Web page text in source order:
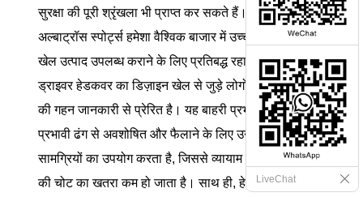
सुरक्षा की पूरी श्रृंखला भी प्राप्त कर सकते हैं।
अल्बाट्रॉस स्पोर्ट्स हमेशा वैश्विक बाजार में उच्च गुणवत्ता वाले
खेल उत्पाद उपलब्ध कराने के लिए प्रतिबद्ध रहा है। इस
ड्राइवर हेडकवर का डिज़ाइन खेल से जुड़े लोगों की ज़रूरतों
की गहन जानकारी से प्रेरित है। यह बाहरी प्रभाव बलों को
प्रभावी ढंग से अवशोषित और फैलाने के लिए उन्नत सुरक्षात्मक
सामग्रियों का उपयोग करता है, जिससे व्यायाम के दौरान सिर
की चोट का खतरा कम हो जाता है। साथ ही, हेड कवर का
LiveChat